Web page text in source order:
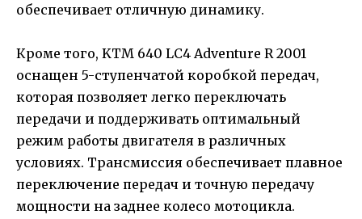
обеспечивает отличную динамику.
Кроме того, KTM 640 LC4 Adventure R 2001
оснащен 5-ступенчатой коробкой передач,
которая позволяет легко переключать
передачи и поддерживать оптимальный
режим работы двигателя в различных
условиях. Трансмиссия обеспечивает плавное
переключение передач и точную передачу
мощности на заднее колесо мотоцикла.